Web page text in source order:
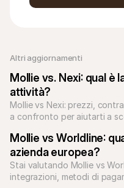
Altri aggiornamenti
Mollie vs. Nexi: qual è
attività?
Mollie vs Nexi: prezzi,
a confronto per aiutarti a
Mollie vs Worldline:
azienda europea?
Stai valutando Mollie vs
integrazioni, metodi di